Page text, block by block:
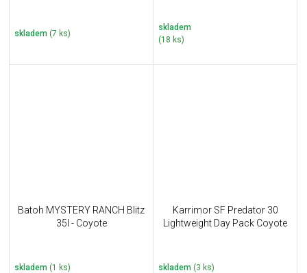
skladem (7 ks)
skladem
(18 ks)
Batoh MYSTERY RANCH Blitz
35l - Coyote
skladem (1 ks)
Karrimor SF Predator 30
Lightweight Day Pack Coyote
skladem (3 ks)